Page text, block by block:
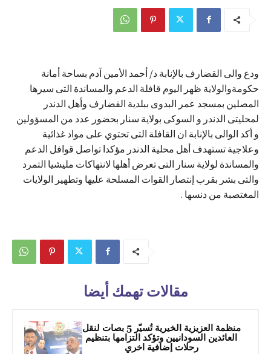
ودع والى القضارف بالإنابة د/ أحمد الأمين آدم بساحة أمانة
حكومةوالولاية ظهر اليوم قافلة الدعم والمساندة التى سيرها
المصلين بمسجد عمر البدوى ببلدية القضارف وأهل الدندر
لمحليتى الدندر و السوكى بولاية سنار بحضور عدد من المسؤولين
و أكد الوالى بالإنابة ان القافلة التى تحتوي على مواد غذائية
وعلاجية تستهدف أهل محلية الدندر مؤكدا تواصل قوافل الدعم
والمساندة لولاية سنار التى تعرض أهلها لانتهاكات مليشيا التمرد
والتى بشر بقرب إنتصار القوات المسلحة عليها وتطهير الولايات
المغتصبة من دنسها .
مقالات تهمك أيضا
منظمة العزيزية الخيرية تُسيّر 5 بصات لنقل
العائدين السودانيين وتؤكد التزامها بتنظيم
رحلات إضافية اخري